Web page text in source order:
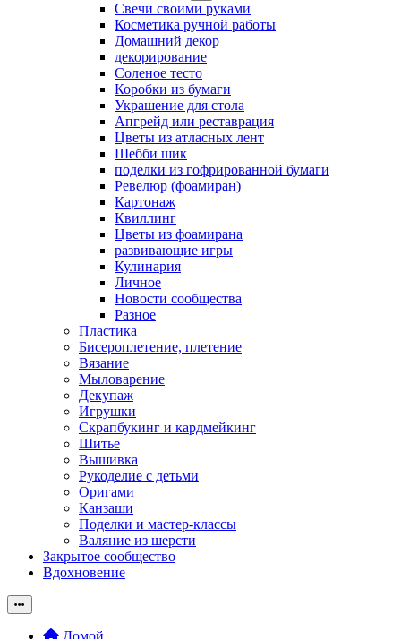
Свечи своими руками
Косметика ручной работы
Домашний декор
декорирование
Соленое тесто
Коробки из бумаги
Украшение для стола
Апгрейд или реставрация
Цветы из атласных лент
Шебби шик
поделки из гофрированной бумаги
Ревелюр (фоамиран)
Картонаж
Квиллинг
Цветы из фоамирана
развивающие игры
Кулинария
Личное
Новости сообщества
Разное
Пластика
Бисероплетение, плетение
Вязание
Мыловарение
Декупаж
Игрушки
Скрапбукинг и кардмейкинг
Шитье
Вышивка
Рукоделие с детьми
Оригами
Канзаши
Поделки и мастер-классы
Валяние из шерсти
Закрытое сообщество
Вдохновение
Домой